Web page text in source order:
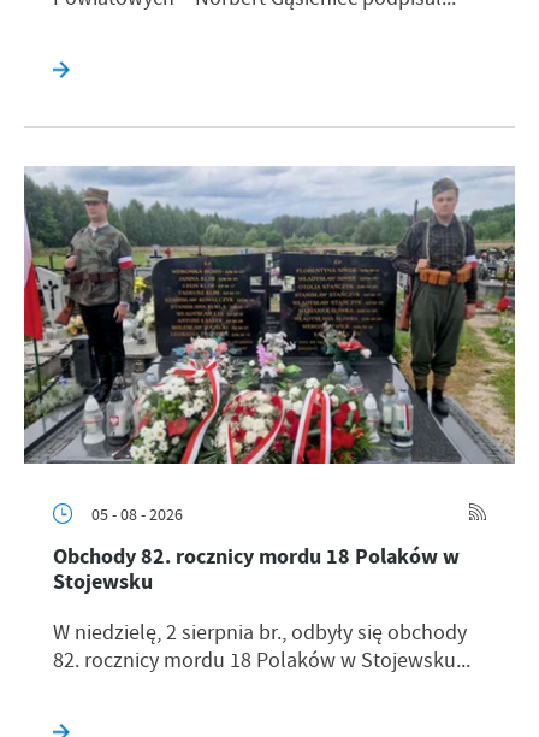
05 - 08 - 2026
Obchody 82. rocznicy mordu 18 Polaków w
Stojewsku
W niedzielę, 2 sierpnia br., odbyły się obchody
82. rocznicy mordu 18 Polaków w Stojewsku...